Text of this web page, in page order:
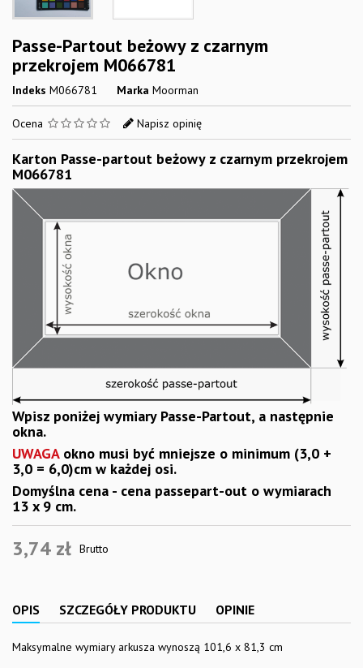
Passe-Partout beżowy z czarnym
przekrojem M066781
Indeks M066781 Marka Moorman
Ocena Napisz opinię
Karton Passe-partout beżowy z czarnym przekrojem
M066781
Wpisz poniżej wymiary Passe-Partout, a następnie
okna.
UWAGAokno musi być mniejsze o minimum (3,0 +
3,0 = 6,0)cm w każdej osi.
Domyślna cena - cena passepart-out o wymiarach
13 x 9 cm.
3,74 zł Brutto
OPIS SZCZEGÓŁY PRODUKTU OPINIE
Maksymalne wymiary arkusza wynoszą 101,6 x 81,3 cm